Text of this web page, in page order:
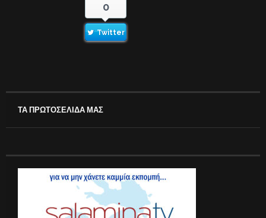
0
Twitter
ΤΑ ΠΡΩΤΟΣΕΛΙΔΑ ΜΑΣ